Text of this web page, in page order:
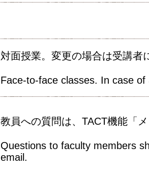
対面授業。変更の場合は受講者
Face-to-face classes. In case
教員への質問は、TACT機能「
Questions to faculty members
email.